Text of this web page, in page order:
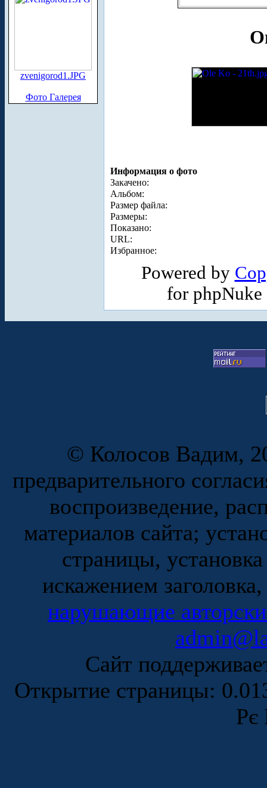
zvenigorod1.JPG
Фото Галерея
Информация о фото
Закачено:
Альбом:
Размер файла:
Размеры:
Показано:
URL:
Избранное:
Powered by
for
© Колосов Вадим,
предварительного
воспроизведение,
материалов сайта;
страницы,
искажением
нарушающие
Сайт
Открытие страницы:
Рє